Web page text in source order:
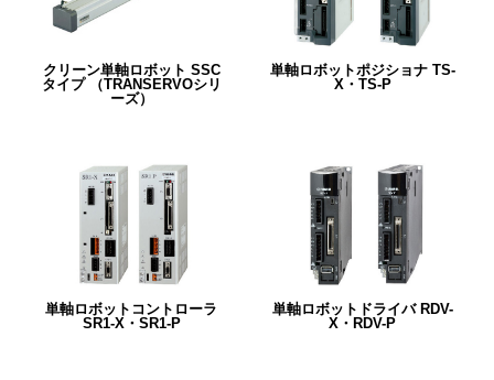
クリーン単軸ロボット SSC
タイプ （TRANSERVOシリ
ーズ）
単軸ロボットポジショナ TS-
X・TS-P
単軸ロボットコントローラ
SR1-X・SR1-P
単軸ロボットドライバ RDV-
X・RDV-P